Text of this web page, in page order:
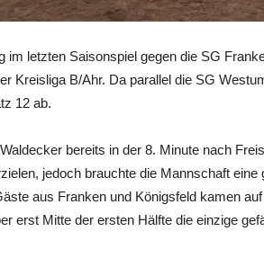
im letzten Saisonspiel gegen die SG
Kreisliga B/Ahr. Da parallel die SG
12 ab.
bereits in der 8. Minute nach
jedoch brauchte die Mannschaft
aus Franken und Königsfeld kamen
erst Mitte der ersten Hälfte die einzige